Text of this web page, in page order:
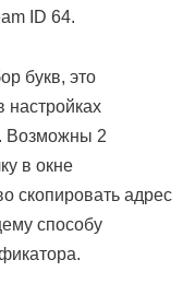
ID 64.
букв, это
настройках
Возможны 2
в окне
скопировать адрес
способу